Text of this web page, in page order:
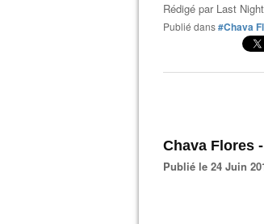
Rédigé par Last
Publié dans#Chava
Chava Flores
Publié le 24 Juin